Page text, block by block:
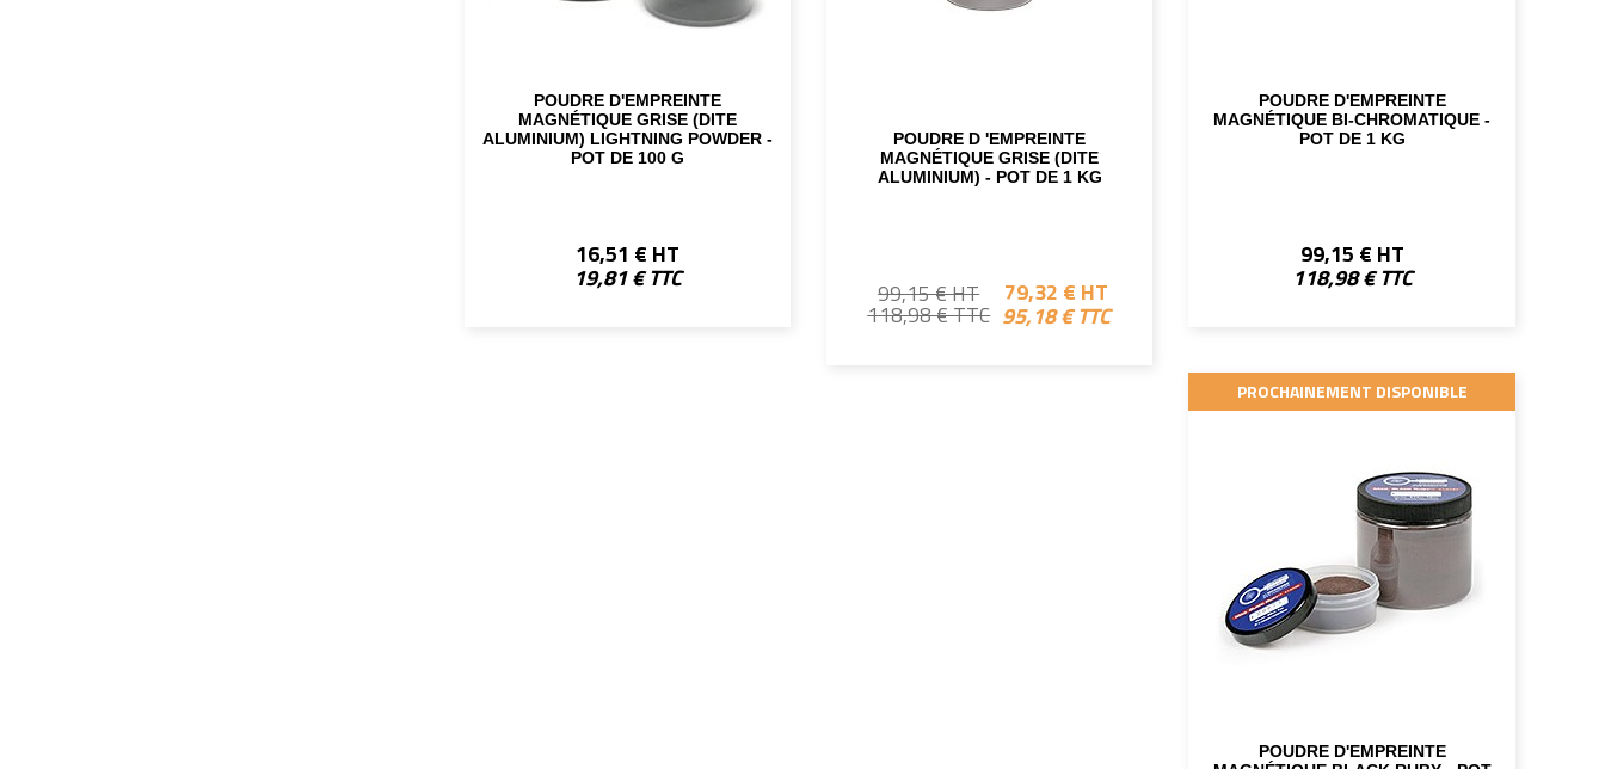
POUDRE D'EMPREINTE
MAGNÉTIQUE GRISE (DITE
ALUMINIUM) LIGHTNING POWDER -
POT DE 100 G
16,51 € HT
19,81 € TTC
POUDRE D 'EMPREINTE
MAGNÉTIQUE GRISE (DITE
ALUMINIUM) - POT DE 1 KG
99,15 € HT
118,98 € TTC
79,32 € HT
95,18 € TTC
POUDRE D'EMPREINTE
MAGNÉTIQUE BI-CHROMATIQUE -
POT DE 1 KG
99,15 € HT
118,98 € TTC
PROCHAINEMENT DISPONIBLE
POUDRE D'EMPREINTE